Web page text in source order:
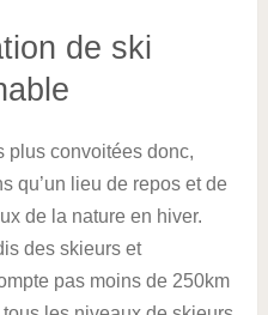
de ski
plus convoitées donc,
qu’un lieu de repos et de
de la nature en hiver.
des skieurs et
pas moins de 250km